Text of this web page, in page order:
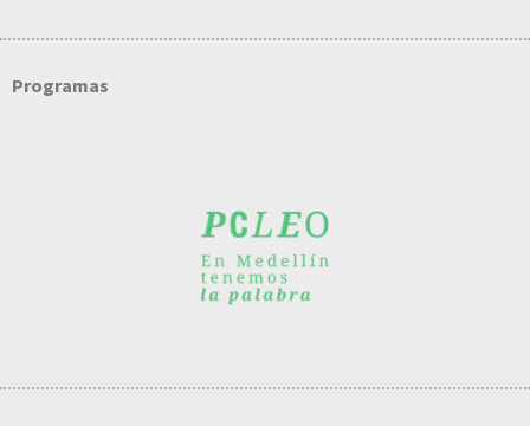
Programas